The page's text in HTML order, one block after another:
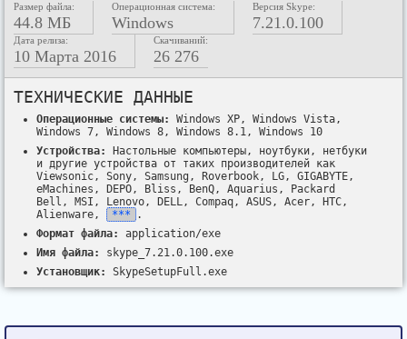
Размер файла:
44.8 МБ
Операционная система:
Windows
Версия Skype:
7.21.0.100
Дата релиза:
10 Марта 2016
Скачиваний:
26 276
ТЕХНИЧЕСКИЕ ДАННЫЕ
Операционные системы:
Windows XP, Windows Vista,
Windows 7, Windows 8, Windows 8.1, Windows 10
Устройства:
Настольные компьютеры, ноутбуки, нетбуки
и другие устройства от таких производителей как
Viewsonic, Sony, Samsung, Roverbook, LG, GIGABYTE,
eMachines, DEPO, Bliss, BenQ, Aquarius, Packard
Bell, MSI, Lenovo, DELL, Compaq, ASUS, Acer, HTC,
Alienware,
***
.
Формат файла:
application/exe
Имя файла:
skype_7.21.0.100.exe
Установщик:
SkypeSetupFull.exe